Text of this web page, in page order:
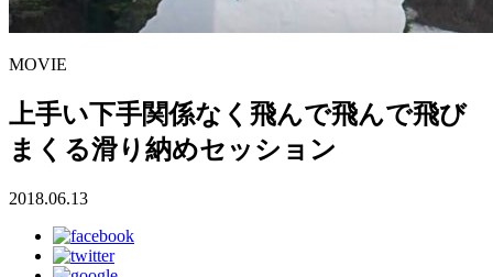
MOVIE
上手い下手関係なく飛んで飛んで飛び
まくる滑り納めセッション
2018.06.13